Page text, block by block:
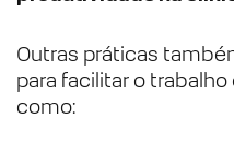
Outras práticas
para facilitar o
como: